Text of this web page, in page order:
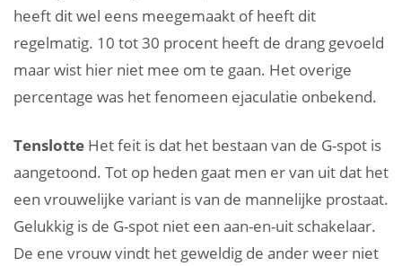
heeft dit wel eens meegemaakt of heeft dit
regelmatig. 10 tot 30 procent heeft de drang gevoeld
maar wist hier niet mee om te gaan. Het overige
percentage was het fenomeen ejaculatie onbekend.
Tenslotte Het feit is dat het bestaan van de G-spot is
aangetoond. Tot op heden gaat men er van uit dat het
een vrouwelijke variant is van de mannelijke prostaat.
Gelukkig is de G-spot niet een aan-en-uit schakelaar.
De ene vrouw vindt het geweldig de ander weer niet